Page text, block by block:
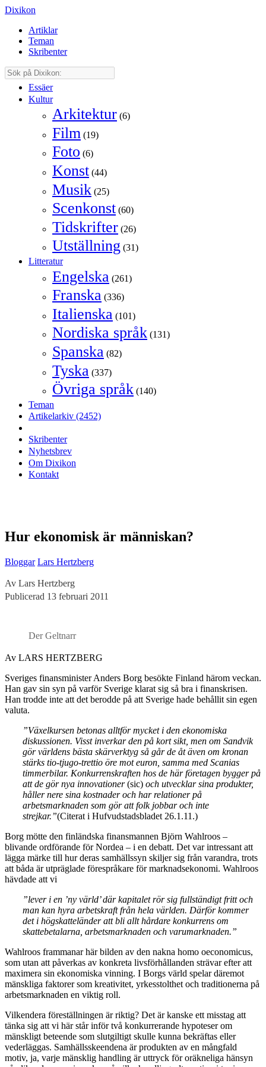
Dixikon
Artiklar
Teman
Skribenter
Essäer
Kultur
Arkitektur (6)
Film (19)
Foto (6)
Konst (44)
Musik (25)
Scenkonst (60)
Tidskrifter (26)
Utställning (31)
Litteratur
Engelska (261)
Franska (336)
Italienska (101)
Nordiska språk (131)
Spanska (82)
Tyska (337)
Övriga språk (140)
Teman
Artikelarkiv (2452)
Skribenter
Nyhetsbrev
Om Dixikon
Kontakt
Hur ekonomisk är människan?
Bloggar Lars Hertzberg
Av Lars Hertzberg
Publicerad 13 februari 2011
Der Geltnarr
Av LARS HERTZBERG
Sveriges finansminister Anders Borg besökte Finland härom veckan.
Han gav sin syn på varför Sverige klarat sig så bra i finanskrisen.
Han trodde inte att det berodde på att Sverige hade behållit sin egen
valuta.
”Växelkursen betonas alltför mycket i den ekonomiska
diskussionen. Visst inverkar den på kort sikt, men om Sandvik
gör världens bästa skärverktyg så går de åt även om kronan
stärks tio-tjugo-trettio öre mot euron, samma med Scanias
timmerbilar. Konkurrenskraften hos de här företagen bygger på
att de gör nya innovationer(sic) och utvecklar sina produkter,
håller nere sina kostnader och har relationer på
arbetsmarknaden som gör att folk jobbar och inte
strejkar.”(Citerat i Hufvudstadsbladet 26.1.11.)
Borg mötte den finländska finansmannen Björn Wahlroos –
blivande ordförande för Nordea – i en debatt. Det var intressant att
lägga märke till hur deras samhällssyn skiljer sig från varandra, trots
att båda är utpräglade förespråkare för marknadsekonomi. Wahlroos
hävdade att vi
”lever i en ’ny värld’ där kapitalet rör sig fullständigt fritt och
man kan hyra arbetskraft från hela världen. Därför kommer
det i högskatteländer att bli allt hårdare konkurrens om
skattebetalarna, arbetsmarknaden och varumarknaden.”
Wahlroos frammanar här bilden av den nakna homo oeconomicus,
som utan att påverkas av konkreta livsförhållanden strävar efter att
maximera sin ekonomiska vinning. I Borgs värld spelar däremot
mänskliga faktorer som kreativitet, yrkesstolthet och traditionerna på
arbetsmarknaden en viktig roll.
Vilkendera föreställningen är riktig? Det är kanske ett misstag att
tänka sig att vi här står inför två konkurrerande hypoteser om
mänskligt beteende som slutgiltigt skulle kunna bekräftas eller
vederläggas. Samhällsskeendena är produkten av en mångfald
motiv, ja, varje mänsklig handling är uttryck för oräkneliga hänsyn